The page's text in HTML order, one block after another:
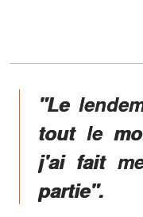
"Le
tout le
j'ai fait
partie".